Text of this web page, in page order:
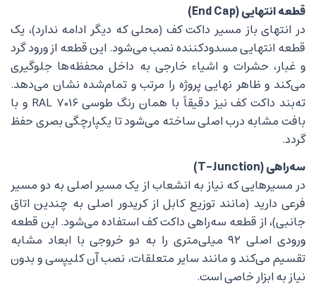
قطعه انتهایی (End Cap)
در انتهای باز مسیر داکت کف (محلی که دیگر ادامه ندارد)، یک
قطعه انتهایی مسدودکننده نصب می‌شود. این قطعه از ورود گرد
و غبار، حشرات و اشیاء خارجی به داخل محفظه‌ها جلوگیری
می‌کند و ظاهر نهایی پروژه را مرتب و تمام‌شده نشان می‌دهد.
ته‌بند داکت کف نیز دقیقاً با همان رنگ طوسی RAL 7016 و با
بافت مشابه درب اصلی ساخته می‌شود تا یکپارچگی بصری حفظ
گردد.
سه‌راهی (T-Junction)
در مسیرهایی که نیاز به انشعاب از یک مسیر اصلی به دو مسیر
فرعی دارید (مانند توزیع کابل از کریدور اصلی به چندین اتاق
جانبی)، از قطعه سه‌راهی داکت کف استفاده می‌شود. این قطعه
ورودی اصلی ۹۲ میلی‌متری را به دو خروجی با ابعاد مشابه
تقسیم می‌کند و مانند سایر متعلقات، نصب آن کلیپسی و بدون
نیاز به ابزار خاصی است.